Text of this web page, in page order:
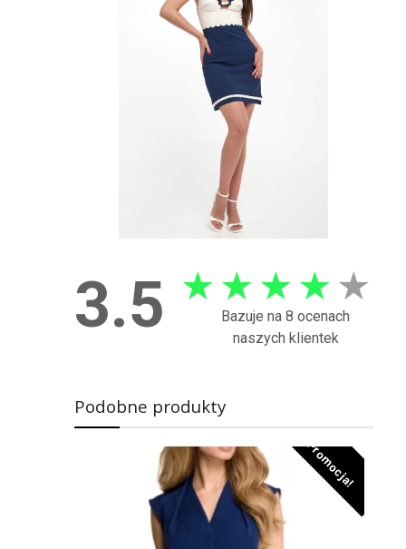
3.5 ★ ★ ★ ★ ★
Bazuje na 8 ocenach
naszych klientek
Podobne produkty
Promocja!